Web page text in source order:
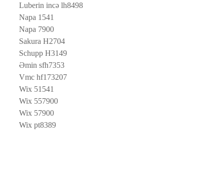
Luberin incə lh8498
Napa 1541
Napa 7900
Sakura H2704
Schupp H3149
Əmin sfh7353
Vmc hf173207
Wix 51541
Wix 557900
Wix 57900
Wix pt8389